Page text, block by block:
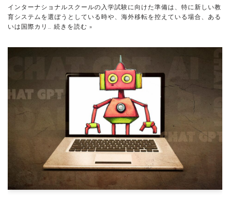
インターナショナルスクールの入学試験に向けた準備は、特に新しい教
育システムを選ぼうとしている時や、海外移転を控えている場合、ある
いは国際カリ… 続きを読む »